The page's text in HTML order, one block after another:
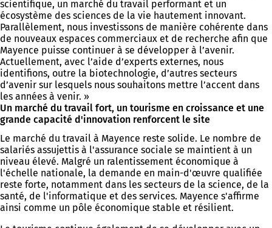
scientifique, un marché du travail performant et un
écosystème des sciences de la vie hautement innovant.
Parallèlement, nous investissons de manière cohérente dans
de nouveaux espaces commerciaux et de recherche afin que
Mayence puisse continuer à se développer à l’avenir.
Actuellement, avec l’aide d’experts externes, nous
identifions, outre la biotechnologie, d’autres secteurs
d’avenir sur lesquels nous souhaitons mettre l’accent dans
les années à venir. »
Un marché du travail fort, un tourisme en croissance et une
grande capacité d'innovation renforcent le site
Le marché du travail à Mayence reste solide. Le nombre de
salariés assujettis à l'assurance sociale se maintient à un
niveau élevé. Malgré un ralentissement économique à
l'échelle nationale, la demande en main-d'œuvre qualifiée
reste forte, notamment dans les secteurs de la science, de la
santé, de l'informatique et des services. Mayence s'affirme
ainsi comme un pôle économique stable et résilient.